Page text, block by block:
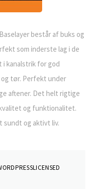
består af buks og
som inderste lag i de
kanalstrik for god
og tør. Perfekt under
aftener. Det helt rigtige
og funktionalitet.
sundt og aktivt liv.